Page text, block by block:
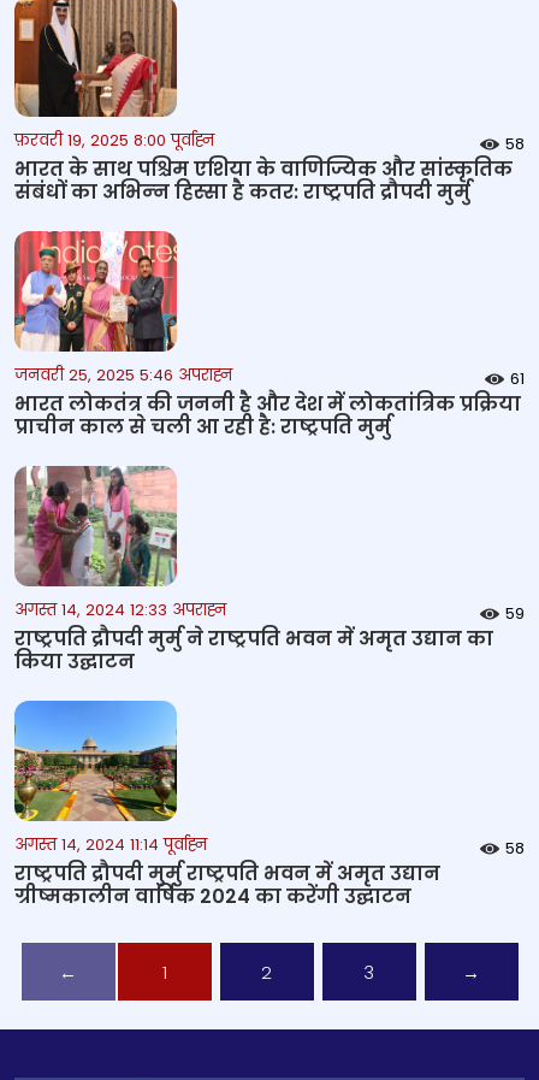
फ़रवरी 19, 2025 8:00 पूर्वाह्न 58
भारत के साथ पश्चिम एशिया के वाणिज्यिक और सांस्‍कृतिक
संबंधों का अभिन्‍न हिस्‍सा है कतर: राष्‍ट्रपति द्रौपदी मुर्मु
जनवरी 25, 2025 5:46 अपराह्न 61
भारत लोकतंत्र की जननी है और देश में लोकतांत्रिक प्रक्रिया
प्राचीन काल से चली आ रही है: राष्ट्रपति मुर्मु
अगस्त 14, 2024 12:33 अपराह्न 59
राष्ट्रपति द्रौपदी मुर्मु ने राष्ट्रपति भवन में अमृत उद्यान का
किया उद्घाटन
अगस्त 14, 2024 11:14 पूर्वाह्न 58
राष्ट्रपति द्रौपदी मुर्मु राष्ट्रपति भवन में अमृत उद्यान
ग्रीष्मकालीन वार्षिक 2024 का करेंगी उद्घाटन
← 1 2 3 →